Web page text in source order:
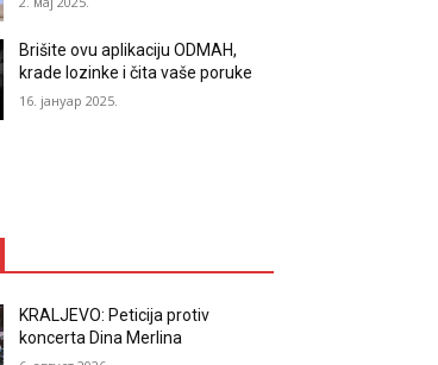
Brišite ovu aplikaciju ODMAH,
krade lozinke i čita vaše poruke
16. јануар 2025.
KRALJEVO: Peticija protiv
koncerta Dina Merlina